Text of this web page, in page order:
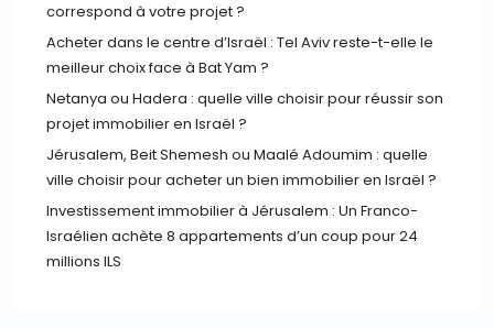
correspond à votre projet ?
Acheter dans le centre d’Israël : Tel Aviv reste-t-elle le
meilleur choix face à Bat Yam ?
Netanya ou Hadera : quelle ville choisir pour réussir son
projet immobilier en Israël ?
Jérusalem, Beit Shemesh ou Maalé Adoumim : quelle
ville choisir pour acheter un bien immobilier en Israël ?
Investissement immobilier à Jérusalem : Un Franco-
Israélien achète 8 appartements d’un coup pour 24
millions ILS